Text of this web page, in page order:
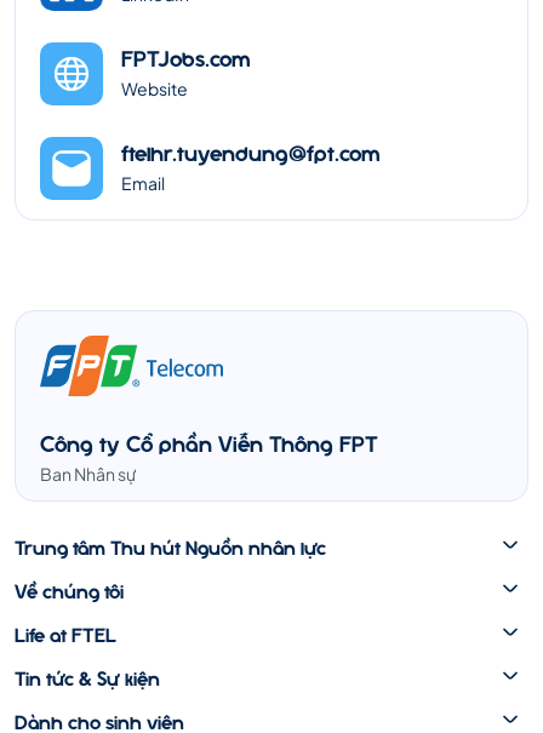
FPTJobs.com
Website
ftelhr.tuyendung@fpt.com
Email
Công ty Cổ phần Viễn Thông FPT
Ban Nhân sự
Trung tâm Thu hút Nguồn nhân lực
Về chúng tôi
Life at FTEL
Tin tức & Sự kiện
Dành cho sinh viên